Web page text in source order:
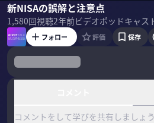
新NISAの誤解と注意点
1,580回視聴2年前
竹川美奈子佐々木紀彦
フォロー 評価 保存
コメントをして学びを共有しましょう